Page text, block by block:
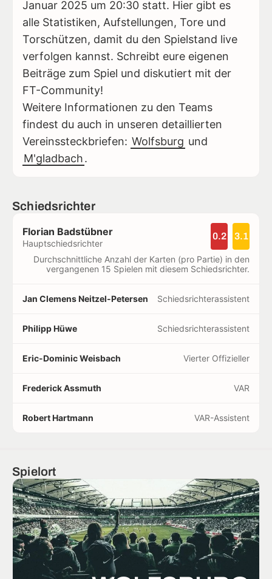
Januar 2025 um 20:30 statt. Hier gibt es
alle Statistiken, Aufstellungen, Tore und
Torschützen, damit du den Spielstand live
verfolgen kannst. Schreibt eure eigenen
Beiträge zum Spiel und diskutiert mit der
FT-Community!
Weitere Informationen zu den Teams
findest du auch in unseren detaillierten
Vereinssteckbriefen: Wolfsburg und
M'gladbach.
Schiedsrichter
Florian Badstübner
Hauptschiedsrichter
0.2 3.1
Durchschnittliche Anzahl der Karten (pro Partie) in den
vergangenen 15 Spielen mit diesem Schiedsrichter.
Jan Clemens Neitzel-Petersen Schiedsrichterassistent
Philipp Hüwe Schiedsrichterassistent
Eric-Dominic Weisbach Vierter Offizieller
Frederick Assmuth VAR
Robert Hartmann VAR-Assistent
Spielort